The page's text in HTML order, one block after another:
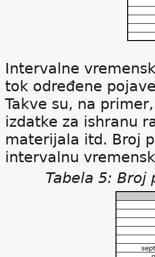
Intervalne
tok određene
Takve su, na
izdatke za ishranu
materijala itd. Broj
intervalnu
Tabela 5: Broj